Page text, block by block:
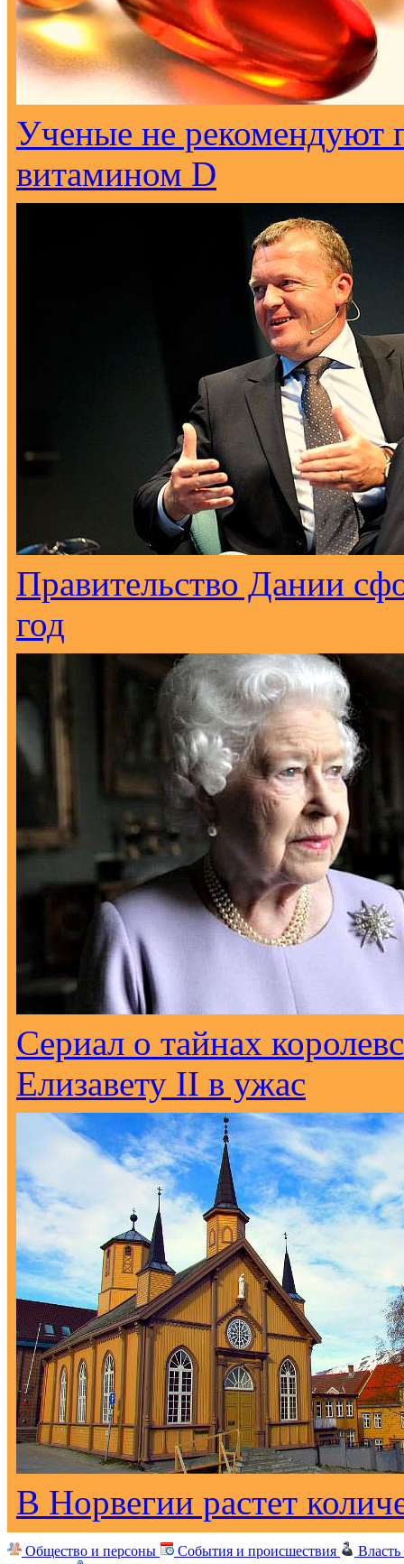
Ученые не рекомендуют
витамином D
Правительство Дании
год
Сериал о тайнах
Елизавету II в ужас
В Норвегии растет
Общество и персоны События и происшествия